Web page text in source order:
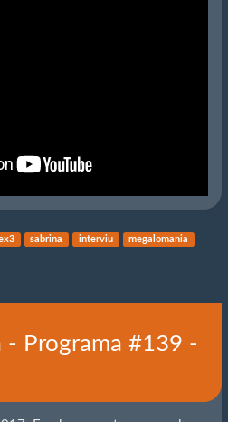
sabrina interviu
megalomania
- Programa #139 -